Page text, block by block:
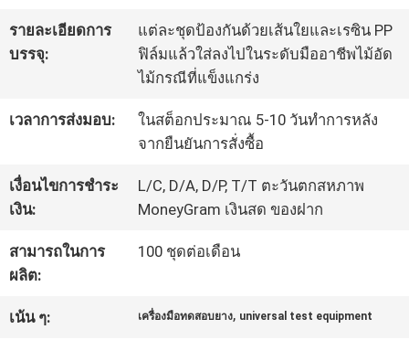
คุณภาพ
ติดต่อ
ใบ
เสนอ
รายละเอียดการ
บรรจุ:
แต่ละชุดป้องกันด้วยเส้นใยและเรซิน PP
ฟิล์มแล้วใส่ลงไปในระดับมืออาชีพไม้อัด
ไม้กรณีที่แข็งแกร่ง
เวลาการส่งมอบ:
ในสต็อกประมาณ 5-10 วันทำการหลัง
จากยืนยันการสั่งซื้อ
เงื่อนไขการชำระ
เงิน:
L/C, D/A, D/P, T/T ตะวันตกสหภาพ
MoneyGram เงินสด ของฝาก
สามารถในการ
ผลิต:
100 ชุดต่อเดือน
เน้น ๆ: เครื่องมือทดสอบยาง, universal test equipment